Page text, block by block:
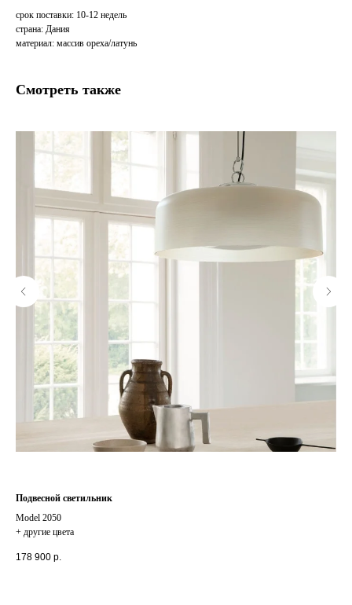
срок поставки: 10-12 недель
страна: Дания
материал: массив ореха/латунь
Смотреть также
Подвесной светильник
Model 2050
+ другие цвета
178 900 р.